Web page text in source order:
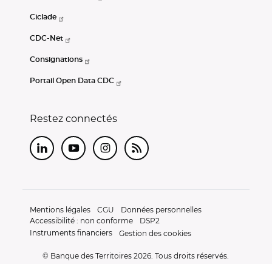
Ciclade
CDC-Net
Consignations
Portail Open Data CDC
Restez connectés
LinkedInYoutubeInstagram
RSS
Mentions légales CGU
Données personnelles
Accessibilité : non conforme
DSP2
Instruments financiers
Gestion des cookies
© Banque des Territoires 2026. Tous droits réservés.